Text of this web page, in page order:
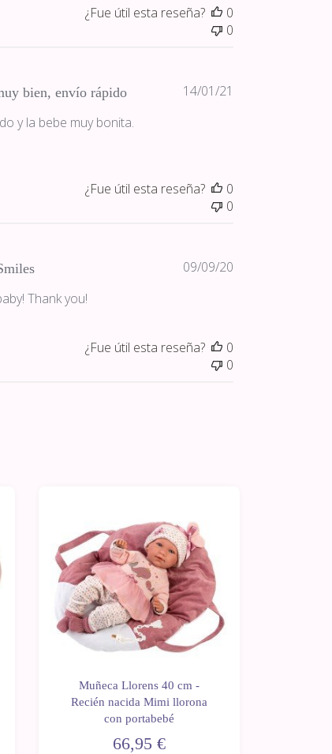
¿Fue útil esta reseña?
0
0
bien, envío rápido
y la bebe muy bonita.
14/01/21
¿Fue útil esta reseña?
0
0
Thank you!
Fecha
09/09/20
¿Fue útil esta reseña?
0
0
Muñeca Llorens 40 cm -
Recién nacida Mimi llorona
con portabebé
66,95 €